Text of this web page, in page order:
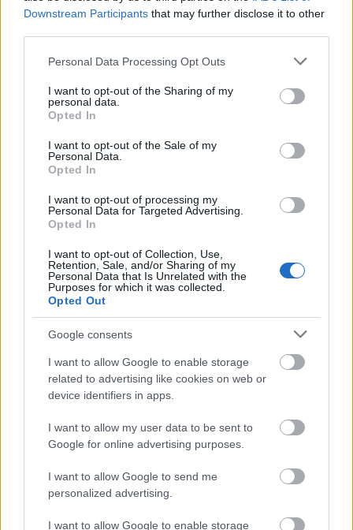
Downstream Participants that may further disclose it to other
Please note that this website/app uses one or more Google
not limited to your visit or usage behaviour. You may click to
grant or deny consent to Google and its third-party tags to
use your data for below specified purposes in below Google
consent section.
Personal Data Processing Opt Outs
I want to opt-out of the Sharing of my
personal data.
Opted In
I want to opt-out of the Sale of my
Personal Data.
Opted In
I want to opt-out of processing my
Personal Data for Targeted Advertising.
Opted In
I want to opt-out of Collection, Use,
Retention, Sale, and/or Sharing of my
Personal Data that Is Unrelated with the
Purposes for which it was collected.
Opted Out
Google consents
I want to allow Google to enable storage
related to advertising like cookies on web or
device identifiers in apps.
I want to allow my user data to be sent to
Google for online advertising purposes.
I want to allow Google to send me
personalized advertising.
I want to allow Google to enable storage
Διαβάζονται αυτή τη στιγμή
Η γαλάζια «θετική ατζέντα» στο δρόμο για το
2027 - Το παράπονο της Καρυστιανού - Στον
ΣΥΡΙΖΑ μελετούν Ιστορία
Πυρόπληκτοι: Τι σημαίνουν τα «πράσινα»,
«κίτρινα» και «κόκκινα» σπίτια για τις
αποζημιώσεις
Ποια είναι η (κυβερνητική) λίστα με τα μεγάλα
οδικά έργα και τα εκτιμώμενα
χρονοδιαγράμματα
TAGS: Euronext Athens (ΕΧΑΕ)
BEST OFINTERNET